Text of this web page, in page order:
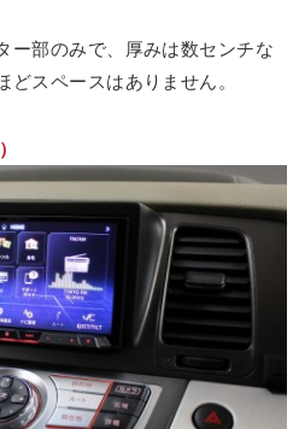
ー部のみで、厚みは数センチな
スペースはありません。